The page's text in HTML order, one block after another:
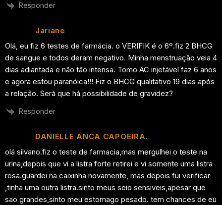
Responder
Jariane
Olá, eu fiz 6 testes de farmácia. o VERIFIK é o 6º.fiz 2 BHCG
de sangue e todos deram negativo. Minha menstruação veia 4
dias adiantada e não tão intensa. Tomo AC injetável faz 6 anos
e agora estou paranóica!!! Fiz o BHCG qualitativo 19 dias após
a relação. Será que há possibilidade de gravidez?
Responder
DANIELLE ANCA CAPOEIRA.
olá silvano.fiz o teste de farmacia,mas mergulhei o teste na
urina,depois que vi a listra forte retirei e vi somente uma listra
rosa.guardei na caixinha novamente, mas depois fui verificar
,tinha uma outra listra.sinto meus seio sensiveis,apesar que
sao grandes,sinto meu estomago pesado. tem chances de eu